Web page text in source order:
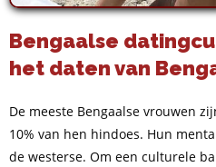
Bengaalse
het daten van
De meeste Bengaalse vrouwen
10% van hen hindoes. Hun
de westerse. Om een culturele